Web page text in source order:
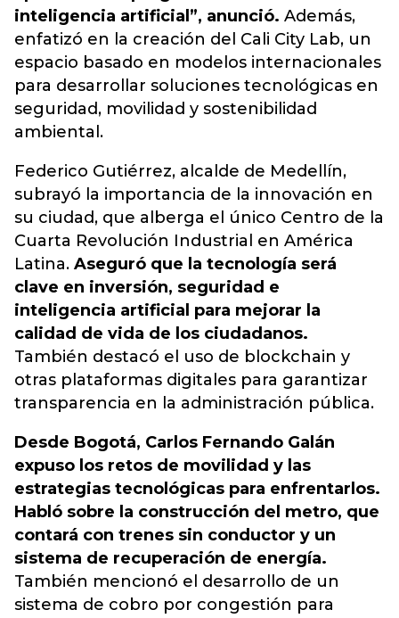
inteligencia artificial”, anunció. Además,
enfatizó en la creación del Cali City Lab, un
espacio basado en modelos internacionales
para desarrollar soluciones tecnológicas en
seguridad, movilidad y sostenibilidad
ambiental.
Federico Gutiérrez, alcalde de Medellín,
subrayó la importancia de la innovación en
su ciudad, que alberga el único Centro de la
Cuarta Revolución Industrial en América
Latina. Aseguró que la tecnología será
clave en inversión, seguridad e
inteligencia artificial para mejorar la
calidad de vida de los ciudadanos.
También destacó el uso de blockchain y
otras plataformas digitales para garantizar
transparencia en la administración pública.
Desde Bogotá, Carlos Fernando Galán
expuso los retos de movilidad y las
estrategias tecnológicas para enfrentarlos.
Habló sobre la construcción del metro, que
contará con trenes sin conductor y un
sistema de recuperación de energía.
También mencionó el desarrollo de un
sistema de cobro por congestión para